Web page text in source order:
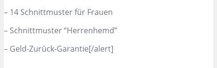
– 14 Schnittmuster für Frauen
– Schnittmuster “Herrenhemd”
– Geld-Zurück-Garantie[/alert]